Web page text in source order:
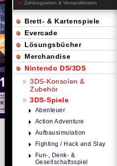
Zahlungsarten & Versandkosten
Brett- & Kartenspiele
Evercade
Lösungsbücher
Merchandise
Nintendo DS/3DS
3DS-Konsolen &
Zubehör
3DS-Spiele
Abenteuer
Action Adventure
Aufbausimulation
Fighting / Hack and Slay
Fun-, Denk- &
Gesellschaftsspiel